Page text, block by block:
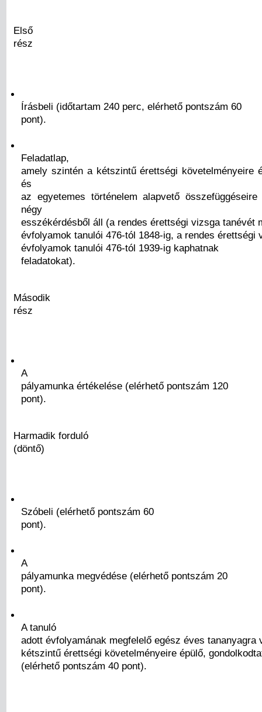
Első
rész
Írásbeli (időtartam 240 perc, elérhető pontszám 60
pont).
Feladatlap,
amely szintén a kétszintű érettségi követelményeire
és
az egyetemes történelem alapvető
négy
esszékérdésből áll (a rendes érettségi vizsga tanévét
évfolyamok tanulói 476-tól 1848-ig, a rendes érettségi
évfolyamok tanulói 476-tól 1939-ig kaphatnak
feladatokat).
Második
rész
A
pályamunka értékelése (elérhető pontszám 120
pont).
Harmadik forduló
(döntő)
Szóbeli (elérhető pontszám 60
pont).
A
pályamunka megvédése (elérhető pontszám 20
pont).
A tanuló
adott évfolyamának megfelelő egész éves tananyagra
kétszintű érettségi követelményeire épülő,
(elérhető pontszám 40 pont).